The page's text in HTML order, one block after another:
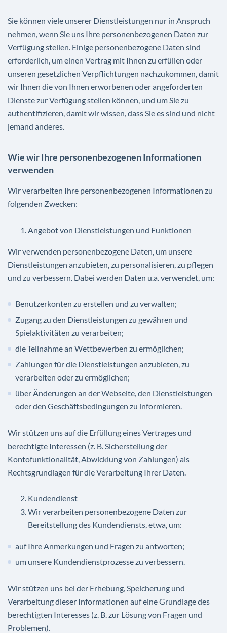
Sie können viele unserer Dienstleistungen nur in Anspruch
nehmen, wenn Sie uns Ihre personenbezogenen Daten zur
Verfügung stellen. Einige personenbezogene Daten sind
erforderlich, um einen Vertrag mit Ihnen zu erfüllen oder
unseren gesetzlichen Verpflichtungen nachzukommen, damit
wir Ihnen die von Ihnen erworbenen oder angeforderten
Dienste zur Verfügung stellen können, und um Sie zu
authentifizieren, damit wir wissen, dass Sie es sind und nicht
jemand anderes.
Wie wir Ihre personenbezogenen Informationen
verwenden
Wir verarbeiten Ihre personenbezogenen Informationen zu
folgenden Zwecken:
Angebot von Dienstleistungen und Funktionen
Wir verwenden personenbezogene Daten, um unsere
Dienstleistungen anzubieten, zu personalisieren, zu pflegen
und zu verbessern. Dabei werden Daten u.a. verwendet, um:
Benutzerkonten zu erstellen und zu verwalten;
Zugang zu den Dienstleistungen zu gewähren und
Spielaktivitäten zu verarbeiten;
die Teilnahme an Wettbewerben zu ermöglichen;
Zahlungen für die Dienstleistungen anzubieten, zu
verarbeiten oder zu ermöglichen;
über Änderungen an der Webseite, den Dienstleistungen
oder den Geschäftsbedingungen zu informieren.
Wir stützen uns auf die Erfüllung eines Vertrages und
berechtigte Interessen (z. B. Sicherstellung der
Kontofunktionalität, Abwicklung von Zahlungen) als
Rechtsgrundlagen für die Verarbeitung Ihrer Daten.
Kundendienst
Wir verarbeiten personenbezogene Daten zur
Bereitstellung des Kundendiensts, etwa, um:
auf Ihre Anmerkungen und Fragen zu antworten;
um unsere Kundendienstprozesse zu verbessern.
Wir stützen uns bei der Erhebung, Speicherung und
Verarbeitung dieser Informationen auf eine Grundlage des
berechtigten Interesses (z. B. zur Lösung von Fragen und
Problemen).